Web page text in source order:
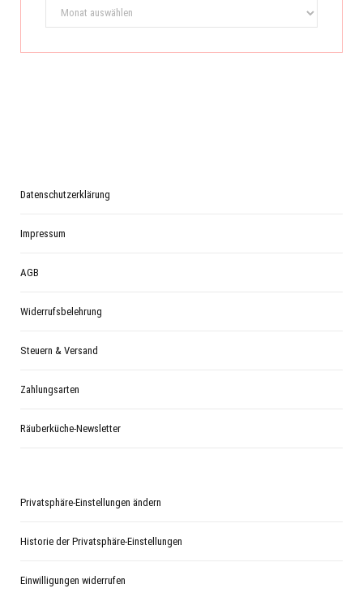
Archiv
Datenschutzerklärung
Impressum
AGB
Widerrufsbelehrung
Steuern & Versand
Zahlungsarten
Räuberküche-Newsletter
Privatsphäre-Einstellungen ändern
Historie der Privatsphäre-Einstellungen
Einwilligungen widerrufen